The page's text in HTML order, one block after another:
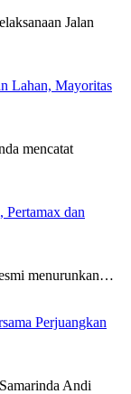
Jalan
Lahan, Mayoritas
mencatat
dan
menurunkan…
Perjuangkan
Andi